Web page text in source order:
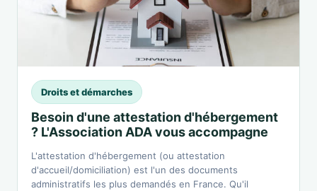
Droits et démarches
Besoin d'une attestation d'hébergement
? L'Association ADA vous accompagne
L'attestation d'hébergement (ou attestation
d'accueil/domiciliation) est l'un des documents
administratifs les plus demandés en France. Qu'il